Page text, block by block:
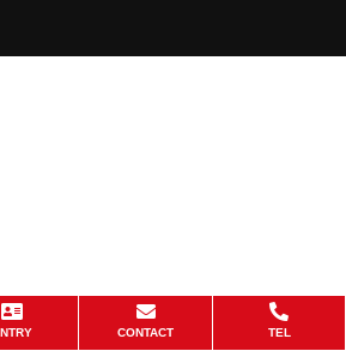
CONTACT TEL